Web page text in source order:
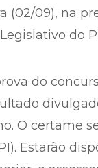
(02/09), na
do
do
O certame
Estarão